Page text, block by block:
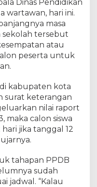
Dinas Pendidikan
wartawan, hari ini.
masa
sekolah tersebut
atau
peserta untuk
di kabupaten kota
surat keterangan
nilai raport
maka calon siswa
jika tanggal 12
tahapan PPDB
sudah
jadwal. “Kalau